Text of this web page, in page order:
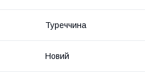
Туреччина
Новий